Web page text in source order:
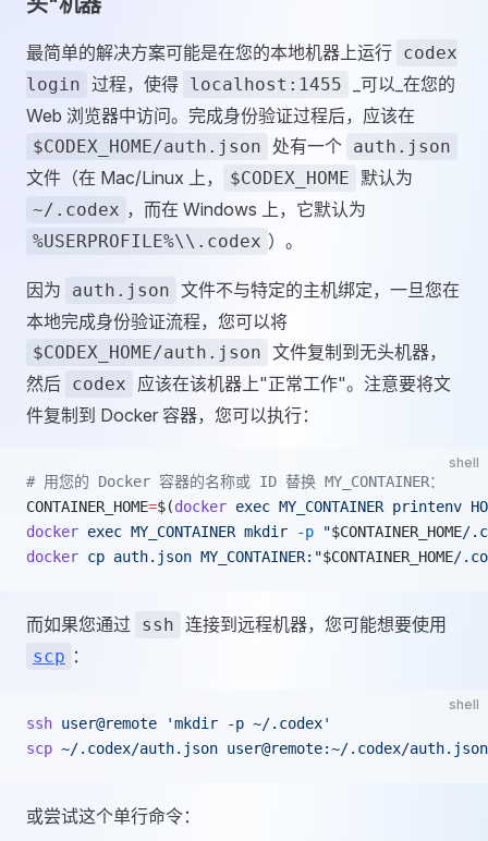
最简单的解决方案可能是在您的本地机器上运行 codex
login 过程，使得 localhost:1455
_可以_在您的
Web 浏览器中访问。完成身份验证过程后，应该在
$CODEX_HOME/auth.json 处有一个 auth.json
文件（在 Mac/Linux 上， $CODEX_HOME 默认为
~/.codex ，而在 Windows 上，它默认为
%USERPROFILE%\\.codex ）。
因为 auth.json 文件不与特定的主机绑定，一旦您在
本地完成身份验证流程，您可以将
$CODEX_HOME/auth.json 文件复制到无头机器，
然后 codex
应该在该机器上"正常工作"。注意要将文
件复制到 Docker 容器，您可以执行：
shell
# 用您的 Docker 容器的名称或 ID 替换 MY_CONTAINER：
CONTAINER_HOME=$(docker exec MY_CONTAINER printenv
docker exec MY_CONTAINER mkdir -p "$CONTAINER_HOME/
docker cp auth.json MY_CONTAINER:"$CONTAINER_HOME/
而如果您通过 ssh 连接到远程机器，您可能想要使用
scp ：
shell
ssh user@remote 'mkdir -p ~/.codex'
scp ~/.codex/auth.json user@remote:~/.codex/auth.json
或尝试这个单行命令：